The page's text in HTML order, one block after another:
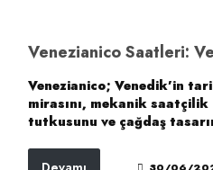
Venezianico; Venedik’in
mirasını, mekanik saatçilik
tutkusunu ve çağdaş